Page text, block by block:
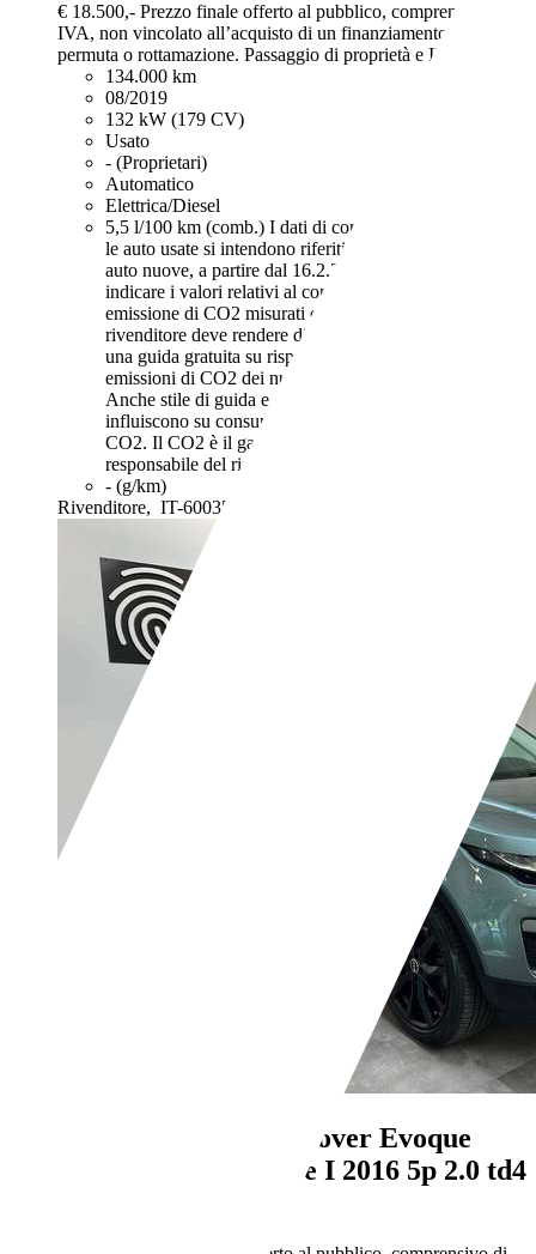
€ 18.500,- Prezzo finale offerto al pubblico, comprensivo di
IVA, non vincolato all’acquisto di un finanziamento, a
permuta o rottamazione. Passaggio di proprietà e IPT esclusi.
134.000 km
08/2019
132 kW (179 CV)
Usato
- (Proprietari)
Automatico
Elettrica/Diesel
5,5 l/100 km (comb.) I dati di consumi ed emissioni per
le auto usate si intendono riferiti al ciclo NEDC. Per le
auto nuove, a partire dal 16.2.2021, iI rivenditore deve
indicare i valori relativi al consumo di carburante ed
emissione di CO2 misurati con il ciclo WLTP. Il
rivenditore deve rendere disponibile nel punto vendita
una guida gratuita su risparmio di carburante e
emissioni di CO2 dei nuovi modelli di autovetture.
Anche stile di guida e altri fattori non tecnici
influiscono su consumo di carburante e emissioni di
CO2. Il CO2 è il gas a effetto serra principalmente
responsabile del riscaldamento terrestre.
- (g/km)
Rivenditore, IT-60035 Jesi - Ancona - AN
Land Rover Range Rover Evoque
Range Rover Evoque I 2016 5p 2.0 td4